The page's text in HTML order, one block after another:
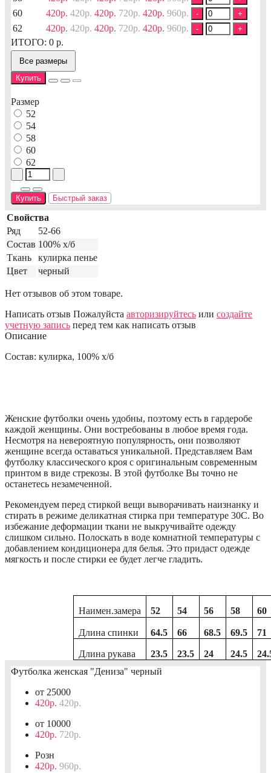
60 420р. 420р. 420р. 720р. 420р. 960р. - +
62 420р. 420р. 420р. 720р. 420р. 960р. - +
ИТОГО: 0 р.
Все размеры
Купить
Размер
52
54
58
60
62
Купить Быстрый заказ
Свойства
Ряд
52-66
Состав 100% х/б
Ткань
кулирка пенье
Цвет
черный
Нет отзывов об этом товаре.
Написать отзыв Пожалуйста авторизируйтесь или создайте
учетную запись перед тем как написать отзыв
Описание
Состав: кулирка, 100% х/б
Женские футболки очень удобны, поэтому есть в гардеробе
каждой женщины. Они востребованы в любое время года.
Несмотря на невероятную популярность, они позволяют
женщине всегда оставаться уникальной. Представляем Вам
футболку классического кроя с оригинальным современным
принтом в виде стрекозы. В этой футболке Вы точно не
останетесь незамеченной.
Рекомендуем перед стиркой вещи выворачивать наизнанку и
стирать в режиме деликатная стирка при температуре 30С. Во
избежание деформации ткани не выкручивайте одежду
слишком сильно. Полоскать в воде комнатной температуры с
добавлением кондиционера для белья. Это придаст одежде
мягкость и после стирки ее будет легче гладить.
Наимен.замера 52 54 56 58 60
Длина спинки 64.5 66 68.5 69.5 71
Длина рукава 23.5 23.5 24 24.5
Футболка женская "Дениза" черный
от 25000
420р. 420р.
от 10000
420р. 720р.
Розн
420р. 960р.